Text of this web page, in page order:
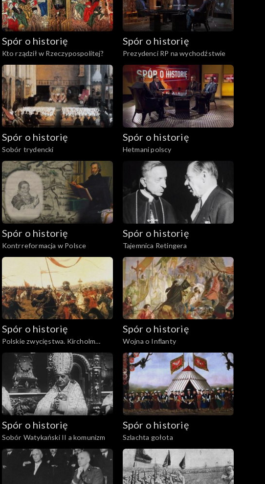
Spór o historię
Kto rządził w Rzeczypospolitej?
Spór o historię
Prezydenci RP na wychodźstwie
Spór o historię
Sobór trydencki
Spór o historię
Hetmani polscy
Spór o historię
Kontrreformacja w Polsce
Spór o historię
Tajemnica Retingera
Spór o historię
Polskie zwycięstwa. Kircholm
1605
Spór o historię
Wojna o Inflanty
Spór o historię
Sobór Watykański II a komunizm
Spór o historię
Szlachta gołota